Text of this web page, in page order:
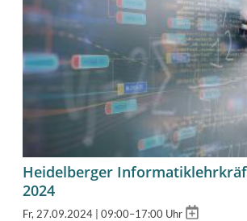
Heidelberger
2024
Fr, 27.09.2024 | 09:00–17:00 Uhr Add